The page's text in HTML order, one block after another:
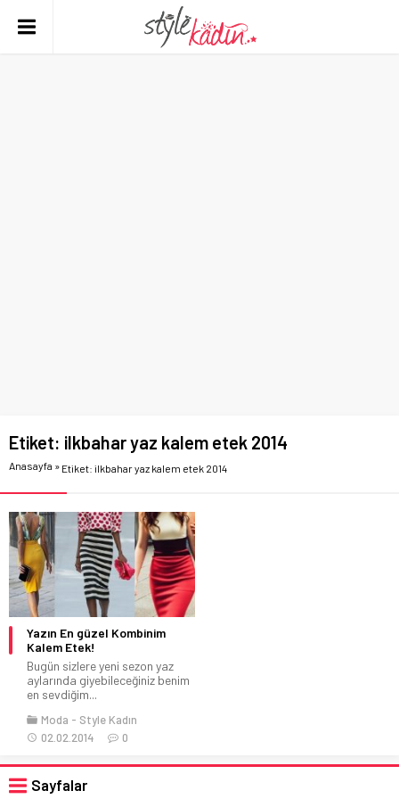
Etiket: ilkbahar yaz kalem etek 2014
Anasayfa » Etiket: ilkbahar yaz kalem etek 2014
Yazın En güzel Kombinim
Kalem Etek!
Bugün sizlere yeni sezon yaz
aylarında giyebileceğiniz benim
en sevdiğim...
Moda
Style Kadın
02.02.2014
0
Sayfalar